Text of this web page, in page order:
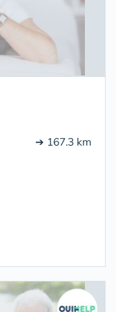
➔ 167.3 km